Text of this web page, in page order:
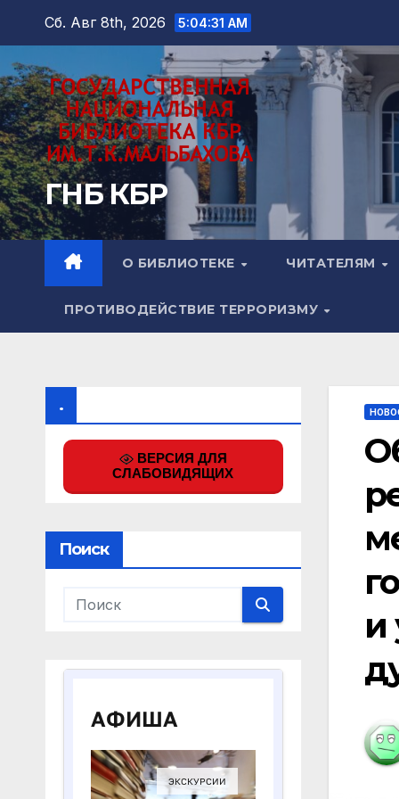
Перейти
содержимому
Сб. Авг 8th, 2026 5:04:32 AM
ГНБ КБР
О БИБЛИОТЕКЕ ЧИТАТЕЛЯМ
ПРОТИВОДЕЙСТВИЕ ТЕРРОРИЗМУ
.
ВЕРСИЯ ДЛЯ
СЛАБОВИДЯЩИХ
Поиск
и